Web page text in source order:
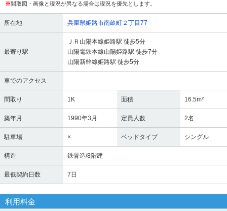
※間取図・画像と現況が異なる場合は現況を優先とします。
所在地 兵庫県姫路市南畝町２丁目77
最寄り駅
ＪＲ山陽本線姫路駅 徒歩5分
山陽電鉄本線山陽姫路駅 徒歩7分
山陽新幹線姫路駅 徒歩5分
車でのアクセス
間取り 1K 面積 16.5m²
築年月 1990年3月 定員人数 2名
駐車場 × ベッドタイプ シングル
構造 鉄骨造/8階建
最低契約日数 7日
利用料金